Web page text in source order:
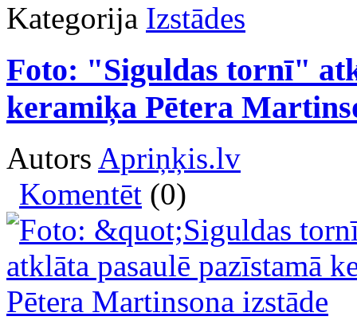
Kategorija Izstādes
Foto: "Siguldas tornī"
keramiķa Pētera
Autors Apriņķis.lv
Komentēt (0)